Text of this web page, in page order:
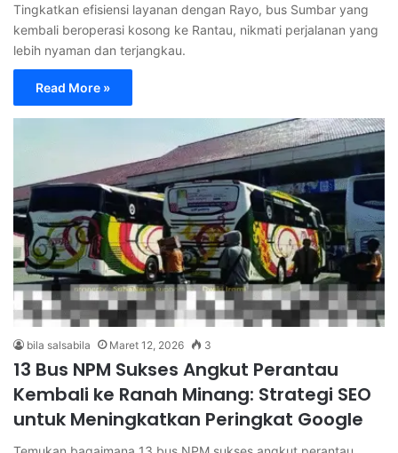
Tingkatkan efisiensi layanan dengan Rayo, bus Sumbar yang
kembali beroperasi kosong ke Rantau, nikmati perjalanan yang
lebih nyaman dan terjangkau.
Read More »
bila salsabila Maret 12, 2026 3
13 Bus NPM Sukses Angkut Perantau
Kembali ke Ranah Minang: Strategi SEO
untuk Meningkatkan Peringkat Google